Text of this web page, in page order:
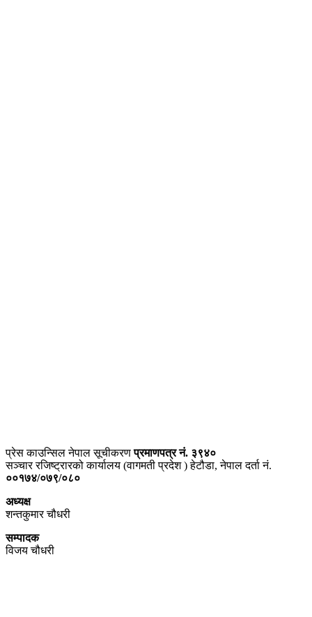
प्रेस काउन्सिल नेपाल सूचीकरणप्रमाणपत्र नं. ३९४०
सञ्चार रजिष्ट्रारको कार्यालय (वागमती प्रदेश ) हेटौडा, नेपाल दर्ता नं.
००१७४/०७९/०८०
अध्यक्ष
शन्तकुमार चौधरी
सम्पादक
विजय चौधरी